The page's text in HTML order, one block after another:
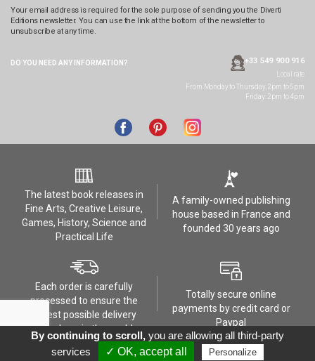
Your email address is required for the sole purpose of sending you the Diverti
Editions newsletter. You can use the link at the bottom of the newsletter to
unsubscribe at any time.
DO YOU NEED ANY INFORMATION? +33 549 900 916
Local rate
From Monday to Thursday, 2pm to 5pm
Friday: 2pm to 4pm
The latest book releases in
Fine Arts, Creative Leisure,
Games, History, Science and
Practical Life
A family-owned publishing
house based in France and
founded 30 years ago
Each order is carefully
processed to ensure the
safest possible delivery
anywhere in the world
Totally secure online
payments by credit card or
Paypal
Contact Us GDPR - Privacy FAQ Terms Contact Réalisation :
By continuing to scroll,you are allowing all third-party
services
✓ OK, accept all Personalize